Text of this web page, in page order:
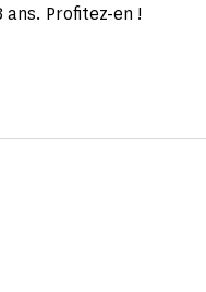
Profitez-en !